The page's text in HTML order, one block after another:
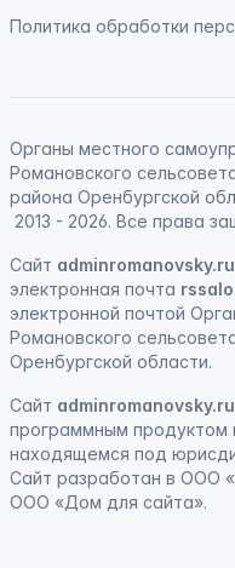
Политика обработки
Органы местного
Романовского
района Оренбургской
2013 - 2026. Все права
Сайт adminromanovsky.ru
электронная почта
электронной почтой
Романовского
Оренбургской области.
Сайт adminromanovsky.ru
программным продуктом
находящемся под
Сайт разработан в ООО
ООО «Дом для сайта».